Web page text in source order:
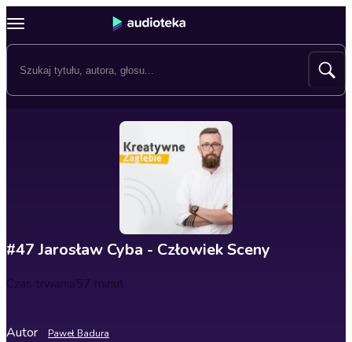
#47 Jarosław Cyba - Człowiek Sceny
Czas trwania57 minut
Autor Paweł Badura